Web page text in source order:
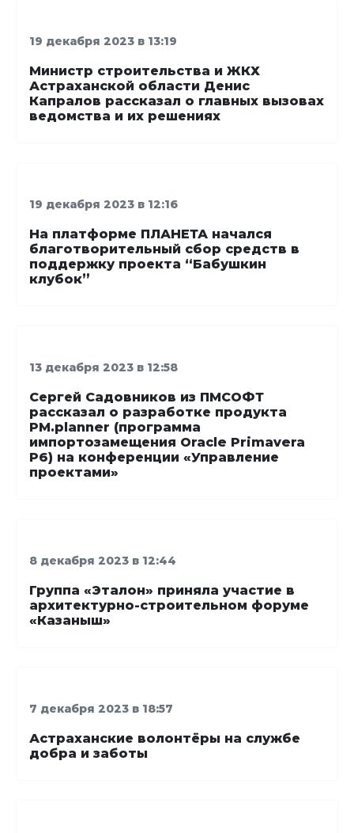
19 декабря 2023 в 13:19
Министр строительства и ЖКХ
Астраханской области Денис
Капралов рассказал о главных вызовах
ведомства и их решениях
19 декабря 2023 в 12:16
На платформе ПЛАНЕТА начался
благотворительный сбор средств в
поддержку проекта “Бабушкин
клубок”
13 декабря 2023 в 12:58
Сергей Садовников из ПМСОФТ
рассказал о разработке продукта
PM.planner (программа
импортозамещения Oracle Primavera
P6) на конференции «Управление
проектами»
8 декабря 2023 в 12:44
Группа «Эталон» приняла участие в
архитектурно-строительном форуме
«Казаныш»
7 декабря 2023 в 18:57
Астраханские волонтёры на службе
добра и заботы